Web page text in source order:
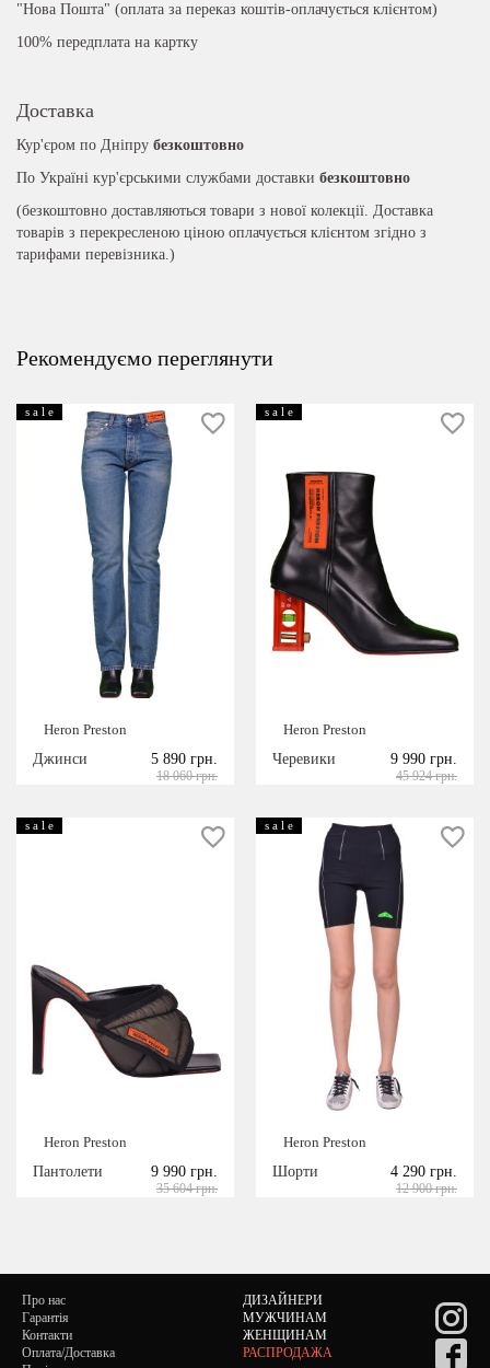
"Нова Пошта" (оплата за переказ коштів-оплачується клієнтом)
100% передплата на картку
Доставка
Кур'єром по Дніпру безкоштовно
По Україні кур'єрськими службами доставки безкоштовно
(безкоштовно доставляються товари з нової колекції. Доставка
товарів з перекресленою ціною оплачується клієнтом згідно з
тарифами перевізника.)
Рекомендуємо переглянути
s a l e
Heron Preston
Джинси
5 890 грн.
18 060 грн.
s a l e
Heron Preston
Черевики
9 990 грн.
45 924 грн.
s a l e
Heron Preston
Пантолети
9 990 грн.
35 604 грн.
s a l e
Heron Preston
Шорти
4 290 грн.
12 900 грн.
Про нас
Гарантія
Контакти
Оплата/Доставка
ДИЗАЙНЕРИ
МУЖЧИНАМ
ЖЕНЩИНАМ
РАСПРОДАЖА